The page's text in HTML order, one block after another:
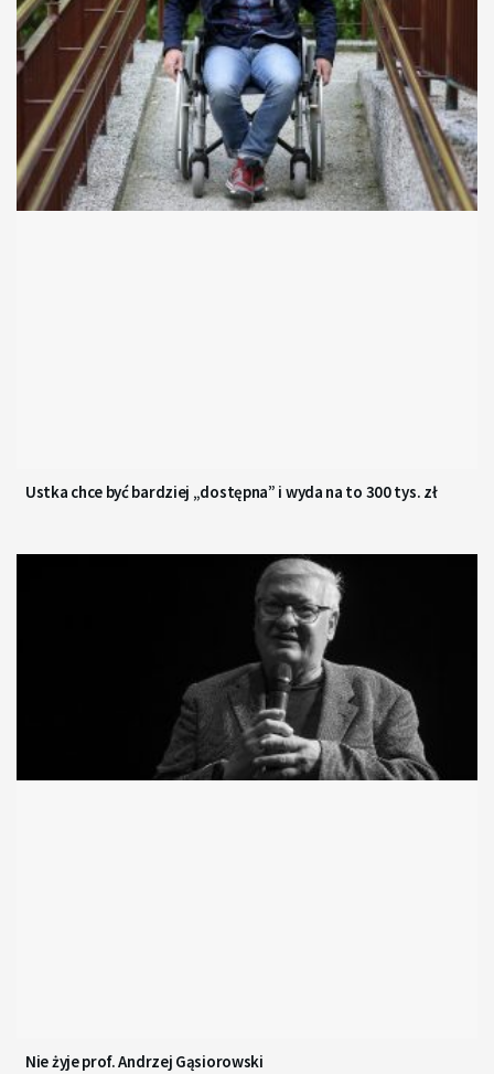
Ustka chce być bardziej „dostępna” i wyda na to 300 tys. zł
Nie żyje prof. Andrzej Gąsiorowski